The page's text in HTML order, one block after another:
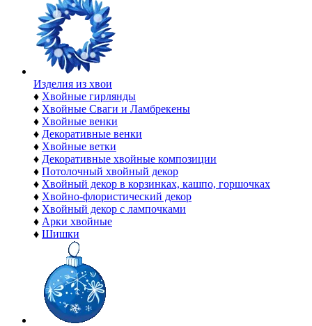
Изделия из хвои
♦ Хвойные гирлянды
♦ Хвойные Сваги и Ламбрекены
♦ Хвойные венки
♦ Декоративные венки
♦ Хвойные ветки
♦ Декоративные хвойные композиции
♦ Потолочный хвойный декор
♦ Хвойный декор в корзинках, кашпо, горшочках
♦ Хвойно-флористический декор
♦ Хвойный декор с лампочками
♦ Арки хвойные
♦ Шишки